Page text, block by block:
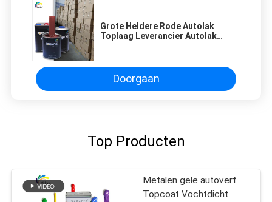
Grote Heldere Rode Autolak
Toplaag Leverancier Autolak
Doorgaan
Top Producten
Metalen gele autoverf
Topcoat Vochtdicht